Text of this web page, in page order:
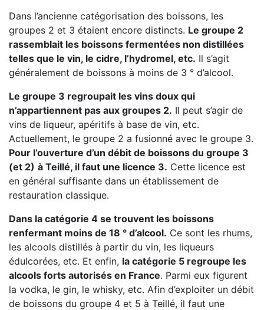
Dans l’ancienne catégorisation des boissons, les
groupes 2 et 3 étaient encore distincts. Le groupe 2
rassemblait les boissons fermentées non distillées
telles que le vin, le cidre, l’hydromel, etc. Il s’agit
généralement de boissons à moins de 3 ° d’alcool.
Le groupe 3 regroupait les vins doux qui
n’appartiennent pas aux groupes 2. Il peut s’agir de
vins de liqueur, apéritifs à base de vin, etc.
Actuellement, le groupe 2 a fusionné avec le groupe 3.
Pour l’ouverture d’un débit de boissons du groupe 3
(et 2) à Teillé, il faut une licence 3. Cette licence est
en général suffisante dans un établissement de
restauration classique.
Dans la catégorie 4 se trouvent les boissons
renfermant moins de 18 ° d’alcool. Ce sont les rhums,
les alcools distillés à partir du vin, les liqueurs
édulcorées, etc. Et enfin, la catégorie 5 regroupe les
alcools forts autorisés en France. Parmi eux figurent
la vodka, le gin, le whisky, etc. Afin d’exploiter un débit
de boissons du groupe 4 et 5 à Teillé, il faut une